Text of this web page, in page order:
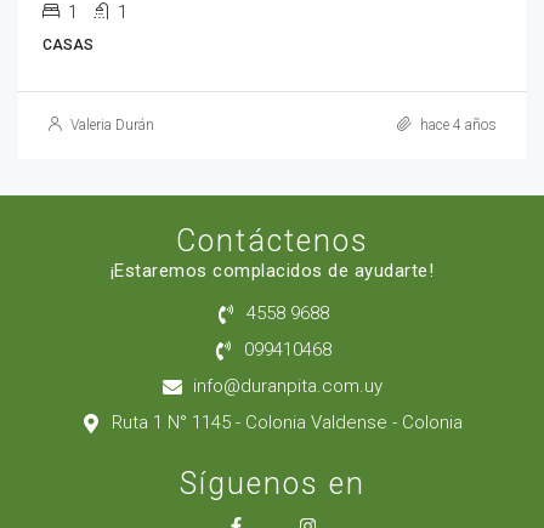
1 1
CASAS
Valeria Durán hace 4 años
Contáctenos
¡Estaremos complacidos de ayudarte!
4558 9688
099410468
info@duranpita.com.uy
Ruta 1 N° 1145 - Colonia Valdense - Colonia
Síguenos en